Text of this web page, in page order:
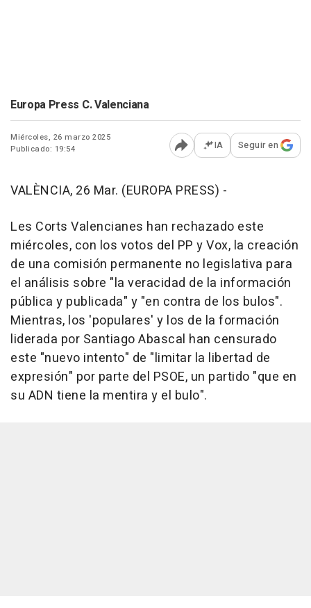
Europa Press C. Valenciana
Miércoles, 26 marzo 2025
Publicado: 19:54
Abrir opciones para
IA Seguir en
VALÈNCIA, 26 Mar. (EUROPA PRESS) -
Les Corts Valencianes han rechazado este
miércoles, con los votos del PP y Vox, la creación
de una comisión permanente no legislativa para
el análisis sobre "la veracidad de la información
pública y publicada" y "en contra de los bulos".
Mientras, los 'populares' y los de la formación
liderada por Santiago Abascal han censurado
este "nuevo intento" de "limitar la libertad de
expresión" por parte del PSOE, un partido "que en
su ADN tiene la mentira y el bulo".